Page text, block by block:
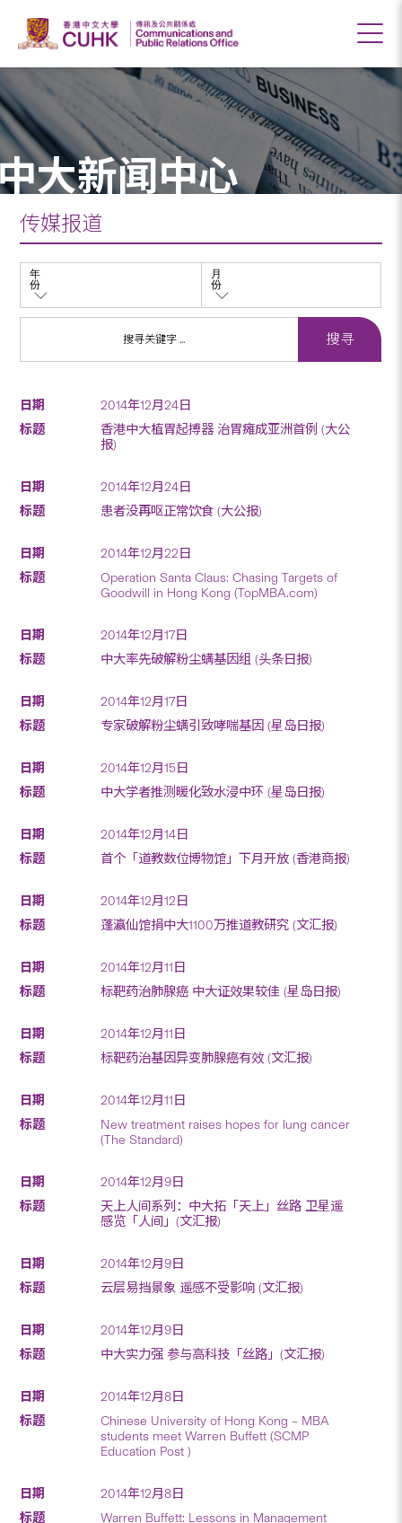
大新闻中心
传媒报道
年
份
月
份
2014年12月24日
香港中大植胃起搏器 治胃瘫成亚洲首例 (大公
报)
2014年12月24日
患者没再呕正常饮食 (大公报)
2014年12月22日
Operation Santa Claus: Chasing Targets of
Goodwill in Hong Kong (TopMBA.com)
2014年12月17日
中大率先破解粉尘螨基因组 (头条日报)
2014年12月17日
专家破解粉尘螨引致哮喘基因 (星岛日报)
2014年12月15日
中大学者推测暖化致水浸中环 (星岛日报)
2014年12月14日
首个「道教数位博物馆」下月开放 (香港商报)
2014年12月12日
蓬瀛仙馆捐中大1100万推道教研究 (文汇报)
2014年12月11日
标靶药治肺腺癌 中大证效果较佳 (星岛日报)
2014年12月11日
标靶药治基因异变肺腺癌有效 (文汇报)
2014年12月11日
New treatment raises hopes for lung cancer
(The Standard)
2014年12月9日
天上人间系列：中大拓「天上」丝路 卫星遥
感览「人间」(文汇报)
2014年12月9日
云层易挡景象 遥感不受影响 (文汇报)
2014年12月9日
中大实力强 参与高科技「丝路」(文汇报)
2014年12月8日
Chinese University of Hong Kong – MBA
students meet Warren Buffett (SCMP
Education Post )
2014年12月8日
Warren Buffett: Lessons in Management